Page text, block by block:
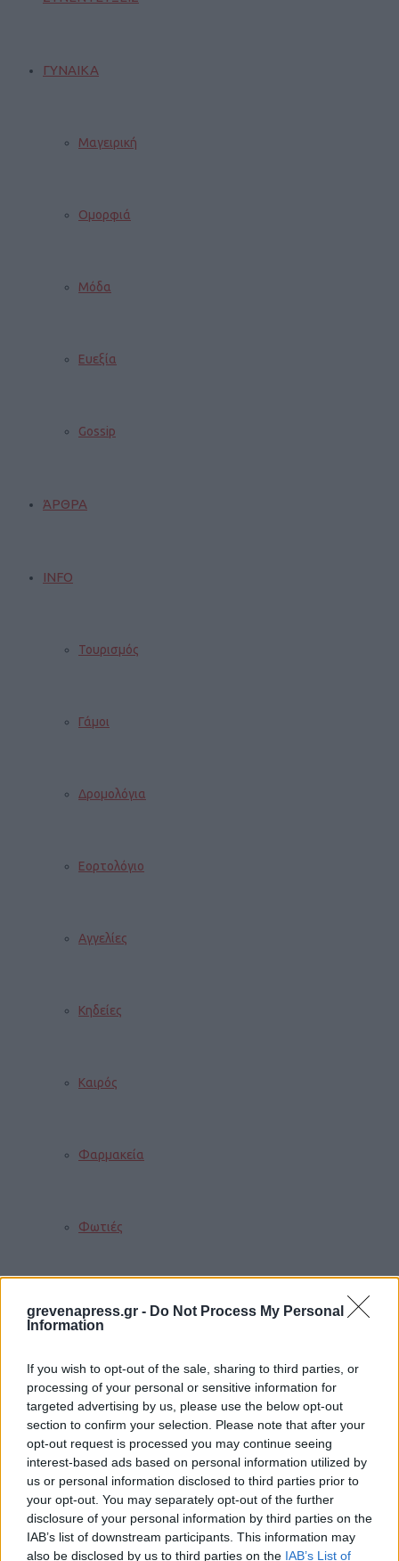
grevenapress.gr - Do Not Process My Personal
Information
If you wish to opt-out of the sale, sharing to third parties, or
processing of your personal or sensitive information for
targeted advertising by us, please use the below opt-out
section to confirm your selection. Please note that after your
opt-out request is processed you may continue seeing
interest-based ads based on personal information utilized by
us or personal information disclosed to third parties prior to
your opt-out. You may separately opt-out of the further
disclosure of your personal information by third parties on the
IAB’s list of downstream participants. This information may
also be disclosed by us to third parties on the IAB’s List of
ΓΥΝΑΙΚΑ
Μαγειρική
Ομορφιά
Μόδα
Ευεξία
Gossip
ΆΡΘΡΑ
INFO
Τουρισμός
Γάμοι
Δρομολόγια
Εορτολόγιο
Αγγελίες
Κηδείες
Καιρός
Φαρμακεία
Φωτιές
Σεισμοί
Αποστάσεις
ΠΕΡΙΣΣΟΤΕΡΑ